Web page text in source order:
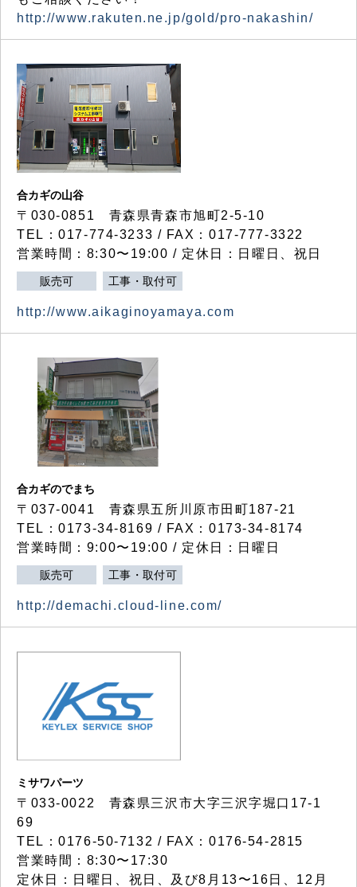
http://www.rakuten.ne.jp/gold/pro-nakashin/
合カギの山谷
〒030-0851 青森県青森市旭町2-5-10
TEL：017-774-3233 / FAX：017-777-3322
営業時間：8:30〜19:00 / 定休日：日曜日、祝日
販売可 工事・取付可
http://www.aikaginoyamaya.com
合カギのでまち
〒037-0041 青森県五所川原市田町187-21
TEL：0173-34-8169 / FAX：0173-34-8174
営業時間：9:00〜19:00 / 定休日：日曜日
販売可 工事・取付可
http://demachi.cloud-line.com/
ミサワパーツ
〒033-0022 青森県三沢市大字三沢字堀口17-1
69
TEL：0176-50-7132 / FAX：0176-54-2815
営業時間：8:30〜17:30
定休日：日曜日、祝日、及び8月13〜16日、12月